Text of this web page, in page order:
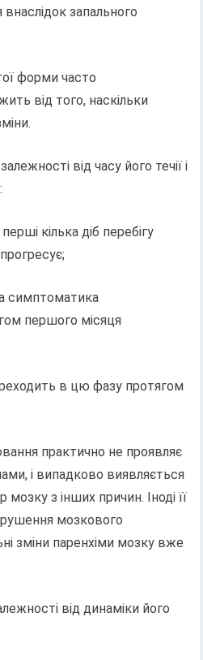
запального
форми часто
від того, наскільки
від часу його течії і
кілька діб перебігу
симптоматика
першого місяця
в цю фазу протягом
практично не проявляє
і випадково виявляється
з інших причин. Іноді її
мозкового
зміни паренхіми мозку вже
від динаміки його